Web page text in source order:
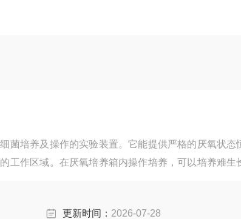
菌培养及操作的实验装置。它能提供严格的厌氧状态
工作区域。在厌氧培养箱内操作培养，可以培养难生
更新时间： 2026-07-28